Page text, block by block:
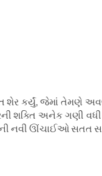
શેર કર્યું,જેમાં તેમણે
શક્તિ અનેક ગણી
નવી ઊંચાઈઓ સતત